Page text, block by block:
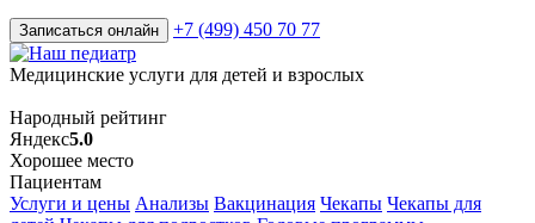
Записаться онлайн +7 (499) 450 70 77
Медицинские услуги для детей и взрослых
Народный рейтинг
Яндекс5.0
Хорошее место
Пациентам
Услуги и цены Анализы Вакцинация Чекапы Чекапы для